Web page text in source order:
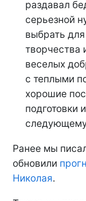
раздавал
серьезной
выбрать
творчества
веселых
с теплыми
хорошие
подготовки
Ранее мы
обновили
Николая.